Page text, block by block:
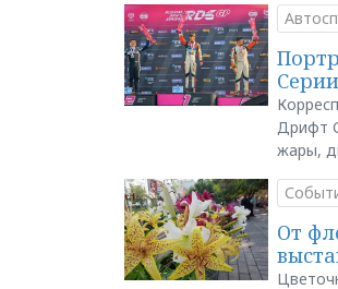
Серии
Дрифт
жары,
От